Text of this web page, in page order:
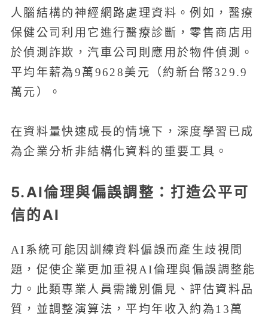
人腦結構的神經網路處理資料。例如，醫療
保健公司利用它進行醫療診斷，零售商店用
於偵測詐欺，汽車公司則應用於物件偵測。
平均年薪為9萬9628美元（約新台幣329.9
萬元）。
在資料量快速成長的情境下，深度學習已成
為企業分析非結構化資料的重要工具。
5.AI倫理與偏誤調整：打造公平可
信的AI
AI系統可能因訓練資料偏誤而產生歧視問
題，促使企業更加重視AI倫理與偏誤調整能
力。此類專業人員需識別偏見、評估資料品
質，並調整演算法，平均年收入約為13萬